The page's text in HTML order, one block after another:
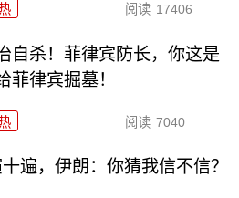
阅读 17406
自杀！菲律宾防长，你这是
菲律宾掘墓！
阅读 7040
遍，伊朗：你猜我信不信？